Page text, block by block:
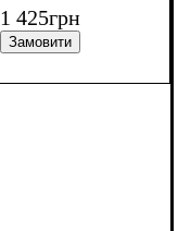
1 425грн